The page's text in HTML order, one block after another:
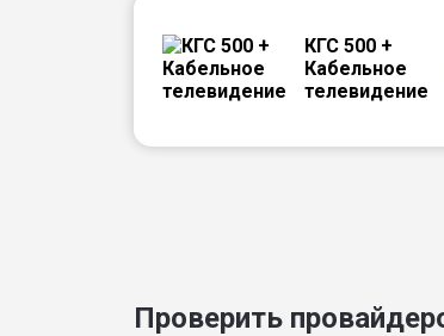
КГС 500 +
Кабельное
телевидение
Проверить